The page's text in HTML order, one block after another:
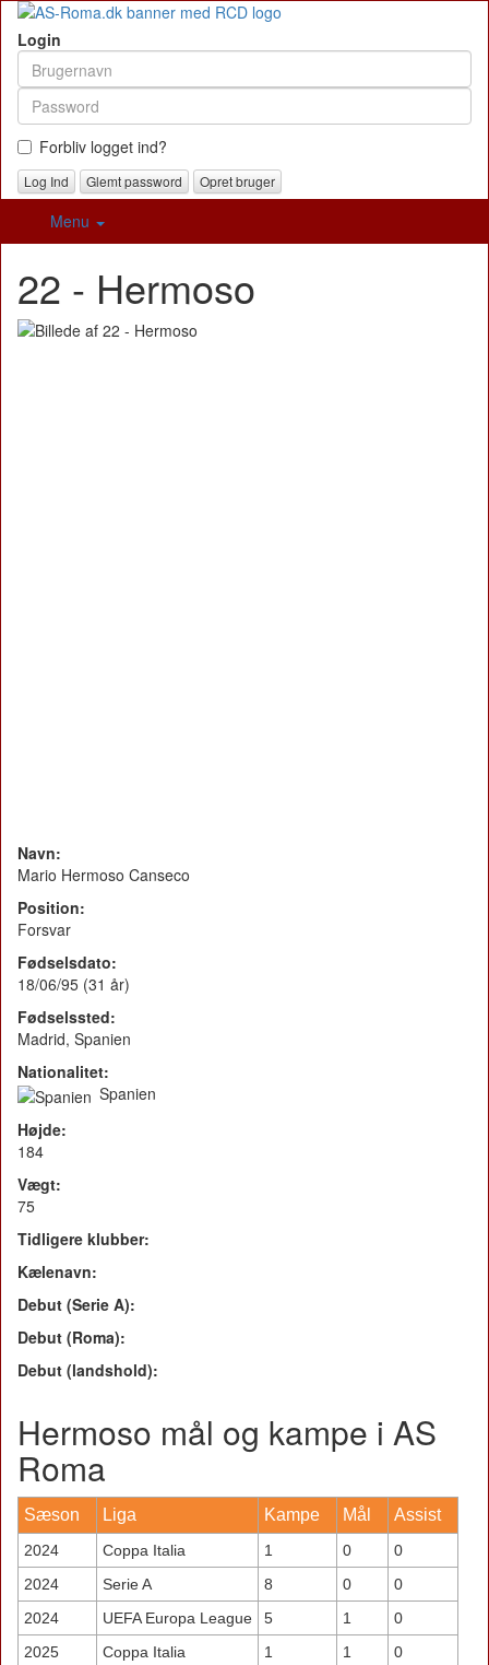
Login
Forbliv logget ind?
Glemt password Opret bruger
Menu
22 - Hermoso
Navn:
Mario Hermoso Canseco
Position:
Forsvar
Fødselsdato:
18/06/95 (31 år)
Fødselssted:
Madrid, Spanien
Nationalitet:
Spanien
Højde:
184
Vægt:
75
Tidligere klubber:
Kælenavn:
Debut (Serie A):
Debut (Roma):
Debut (landshold):
Hermoso mål og kampe i AS
Roma
Sæson Liga Kampe Mål Assist
2024 Coppa Italia 1 0
0
2024
Serie A 8 0
0
2024
UEFA Europa League 5 1
0
2025
Coppa Italia 1 1
0